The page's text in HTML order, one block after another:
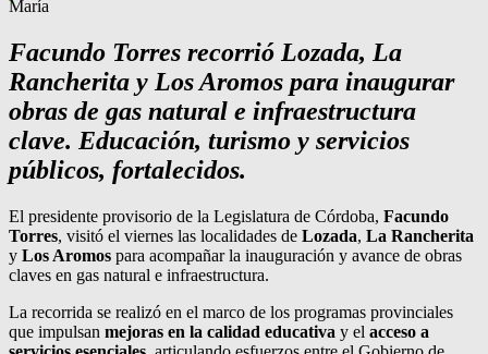
Facundo Torres recorrió Lozada, La
Rancherita y Los Aromos para inaugurar
obras de gas natural e infraestructura
clave. Educación, turismo y servicios
públicos, fortalecidos.
El presidente provisorio de la Legislatura de Córdoba, Facundo
Torres, visitó el viernes las localidades de Lozada, La Rancherita
y Los Aromos para acompañar la inauguración y avance de obras
claves en gas natural e infraestructura.
La recorrida se realizó en el marco de los programas provinciales
que impulsan mejoras en la calidad educativa y el acceso a